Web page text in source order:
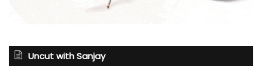
Uncut with Sanjay